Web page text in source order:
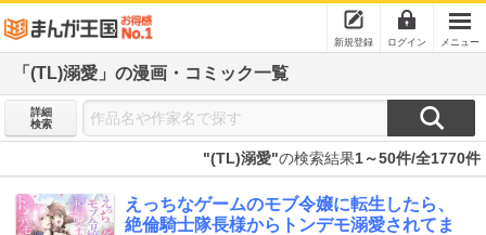
新規登録 ログイン メニュー
「(TL)溺愛」の漫画・コミック一覧
詳細
検索
"(TL)溺愛"の検索結果1～50件/全1770件
えっちなゲームのモブ令嬢に転生したら、
絶倫騎士隊長様からトンデモ溺愛されてま